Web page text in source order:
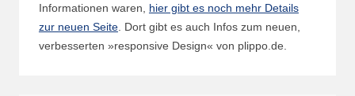
Informationen waren, hier gibt es noch mehr Details
zur neuen Seite. Dort gibt es auch Infos zum neuen,
verbesserten »responsive Design« von plippo.de.